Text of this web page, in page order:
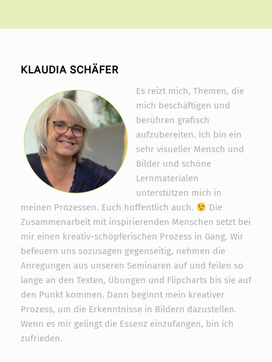
KLAUDIA SCHÄFER
Es reizt mich, Themen, die
mich beschäftigen und
berühren grafisch
aufzubereiten. Ich bin ein
sehr visueller Mensch und
Bilder und schöne
Lernmaterialen
unterstützen mich in
meinen Prozessen. Euch hoffentlich auch.
Die
Zusammenarbeit mit inspirierenden Menschen setzt bei
mir einen kreativ-schöpferischen Prozess in Gang. Wir
befeuern uns sozusagen gegenseitig, nehmen die
Anregungen aus unseren Seminaren auf und feilen so
lange an den Texten, Übungen und Flipcharts bis sie auf
den Punkt kommen. Dann beginnt mein kreativer
Prozess, um die Erkenntnisse in Bildern dazustellen.
Wenn es mir gelingt die Essenz einzufangen, bin ich
zufrieden.